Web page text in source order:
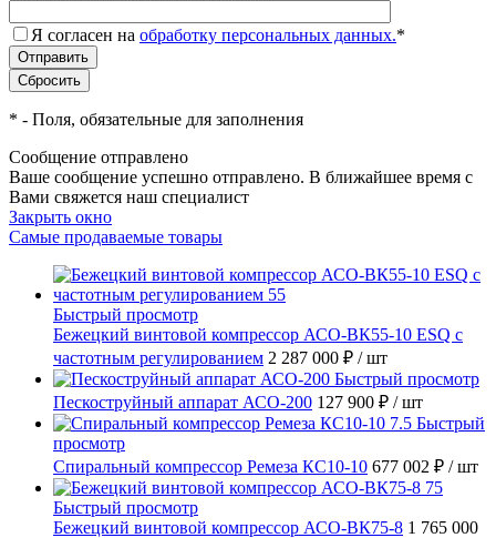
Я согласен на обработку персональных данных.*
* - Поля, обязательные для заполнения
Сообщение отправлено
Ваше сообщение успешно отправлено. В ближайшее время с
Вами свяжется наш специалист
Закрыть окно
Самые продаваемые товары
Быстрый просмотр
Бежецкий винтовой компрессор АСО-ВК55-10 ESQ с
частотным регулированием 2 287 000 ₽ / шт
Быстрый просмотр
Пескоструйный аппарат АСО-200 127 900 ₽ / шт
Быстрый
просмотр
Спиральный компрессор Ремеза КС10-10 677 002 ₽ / шт
Быстрый просмотр
Бежецкий винтовой компрессор АСО-ВК75-8 1 765 000